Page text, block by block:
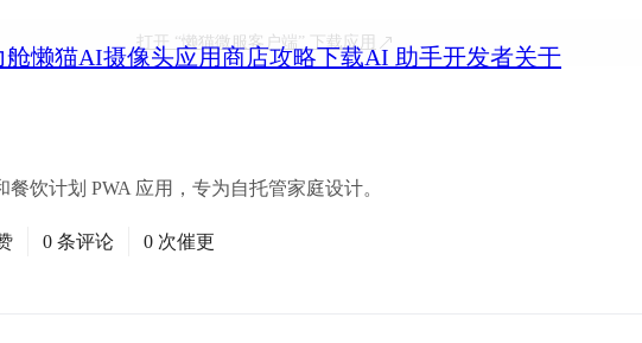
舱懒猫AI摄像头应用商店攻略下载AI 助手开发者关于
打开 “懒猫微服客户端”下载应用
饮计划 PWA 应用，专为自托管家庭设计。
0 条评论 0 次催更